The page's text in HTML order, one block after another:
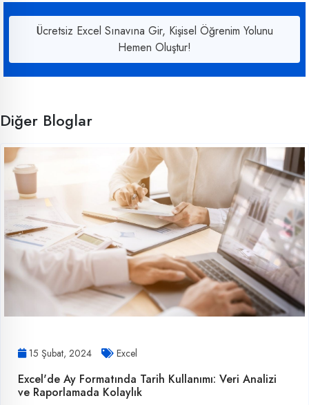
Ücretsiz Excel Sınavına Gir, Kişisel Öğrenim Yolunu
Hemen Oluştur!
Diğer Bloglar
15 Şubat, 2024 Excel
Excel'de Ay Formatında Tarih Kullanımı: Veri Analizi
ve Raporlamada Kolaylık